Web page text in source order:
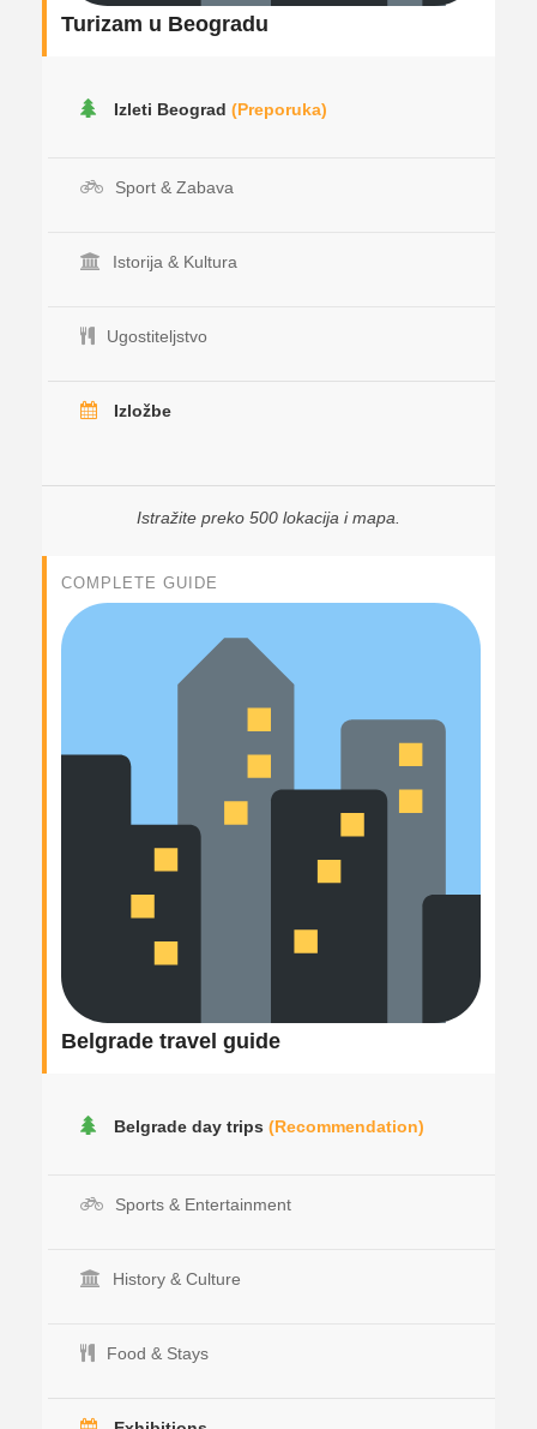
Turizam u Beogradu
Izleti Beograd (Preporuka)
Sport & Zabava
Istorija & Kultura
Ugostiteljstvo
Izložbe
Istražite preko 500 lokacija i mapa.
COMPLETE GUIDE
Belgrade travel guide
Belgrade day trips (Recommendation)
Sports & Entertainment
History & Culture
Food & Stays